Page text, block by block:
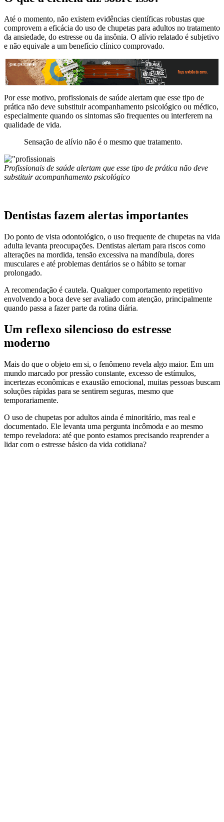
Até o momento, não existem evidências científicas robustas que
comprovem a eficácia do uso de chupetas para adultos no tratamento
da ansiedade, do estresse ou da insônia. O alívio relatado é subjetivo
e não equivale a um benefício clínico comprovado.
Por esse motivo, profissionais de saúde alertam que esse tipo de
prática não deve substituir acompanhamento psicológico ou médico,
especialmente quando os sintomas são frequentes ou interferem na
qualidade de vida.
Sensação de alívio não é o mesmo que tratamento.
Profissionais de saúde alertam que esse tipo de prática não deve
substituir acompanhamento psicológico
Dentistas fazem alertas importantes
Do ponto de vista odontológico, o uso frequente de chupetas na vida
adulta levanta preocupações. Dentistas alertam para riscos como
alterações na mordida, tensão excessiva na mandíbula, dores
musculares e até problemas dentários se o hábito se tornar
prolongado.
A recomendação é cautela. Qualquer comportamento repetitivo
envolvendo a boca deve ser avaliado com atenção, principalmente
quando passa a fazer parte da rotina diária.
Um reflexo silencioso do estresse
moderno
Mais do que o objeto em si, o fenômeno revela algo maior. Em um
mundo marcado por pressão constante, excesso de estímulos,
incertezas econômicas e exaustão emocional, muitas pessoas buscam
soluções rápidas para se sentirem seguras, mesmo que
temporariamente.
O uso de chupetas por adultos ainda é minoritário, mas real e
documentado. Ele levanta uma pergunta incômoda e ao mesmo
tempo reveladora: até que ponto estamos precisando reaprender a
lidar com o estresse básico da vida cotidiana?